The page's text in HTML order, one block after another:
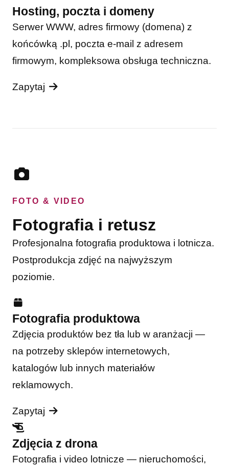
Hosting, poczta i domeny
Serwer WWW, adres firmowy (domena) z
końcówką .pl, poczta e-mail z adresem
firmowym, kompleksowa obsługa techniczna.
Zapytaj
FOTO & VIDEO
Fotografia i retusz
Profesjonalna fotografia produktowa i lotnicza.
Postprodukcja zdjęć na najwyższym
poziomie.
Fotografia produktowa
Zdjęcia produktów bez tła lub w aranżacji —
na potrzeby sklepów internetowych,
katalogów lub innych materiałów
reklamowych.
Zapytaj
Zdjęcia z drona
Fotografia i video lotnicze — nieruchomości,